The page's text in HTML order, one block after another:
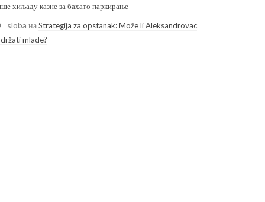
хиљаду казне за бахато паркирање
sloba наStrategija za opstanak: Može li Aleksandrovac
mlade?